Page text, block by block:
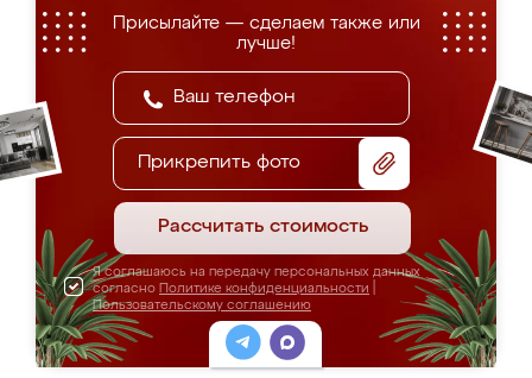
Присылайте — сделаем также или
лучше!
Прикрепить фото
Рассчитать стоимость
Я соглашаюсь на передачу персональных данных
согласно Политике конфиденциальности
Пользовательскому соглашению